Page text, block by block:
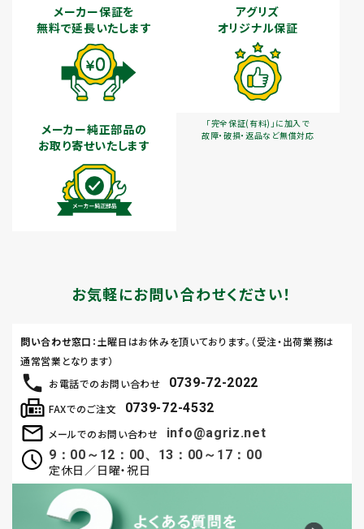
メーカー保証を
無料で延長いたします
アグリズ
オリジナル保証
「完全保証(有料)」に加入で
故障・破損・返品など無償対応
メーカー純正部品の
お取り寄せいたします
お気軽にお問い合わせください！
お電話でのお問い合わせ 0739-72-2022
メールでのお問い合わせ
info@agriz.net
9：00～12：00、13：00～17：00
定休日／日曜・祝日
FAXでのご注文 0739-72-4532
問い合わせ窓口 ：土曜日はお休みを頂いております。（受注・出荷業務は
通常営業となります）